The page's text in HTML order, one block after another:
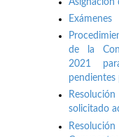
Asignación
Exámenes
de la
2021
pendientes
solicitado